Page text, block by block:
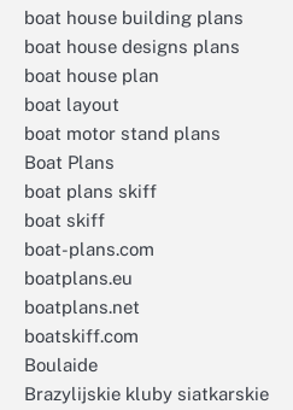
boat house building plans
boat house designs plans
boat house plan
boat layout
boat motor stand plans
Boat Plans
boat plans skiff
boat skiff
boat-plans.com
boatplans.eu
boatplans.net
boatskiff.com
Boulaide
Brazylijskie kluby siatkarskie